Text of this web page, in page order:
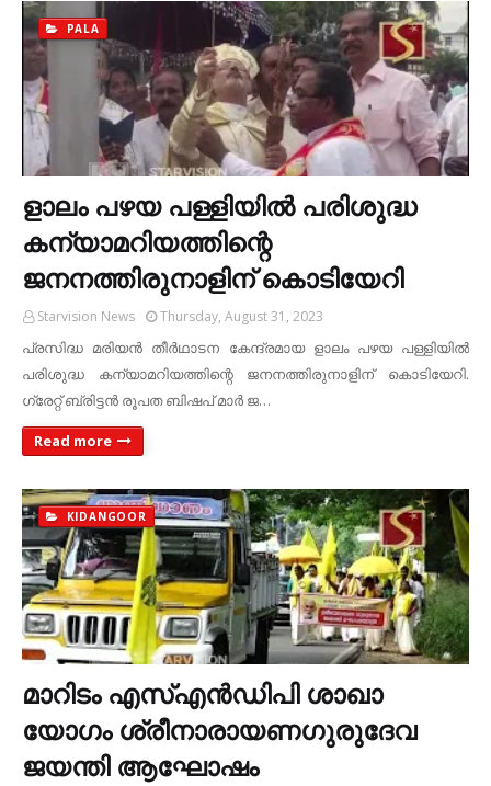
PALA
ളാലം പഴയ പള്ളിയില്‍ പരിശുദ്ധ
കന്യാമറിയത്തിന്റെ
ജനനത്തിരുനാളിന് കൊടിയേറി
Starvision News Thursday, August 31, 2023
പ്രസിദ്ധ മരിയന്‍ തീര്‍ഥാടന കേന്ദ്രമായ ളാലം പഴയ പള്ളിയില്‍
പരിശുദ്ധ കന്യാമറിയത്തിന്റെ ജനനത്തിരുനാളിന് കൊടിയേറി.
ഗ്രേറ്റ് ബ്രിട്ടന്‍ രൂപത ബിഷപ് മാര്‍ ജ…
Read more
KIDANGOOR
മാറിടം എസ്എന്‍ഡിപി ശാഖാ
യോഗം ശ്രീനാരായണഗുരുദേവ
ജയന്തി ആഘോഷം